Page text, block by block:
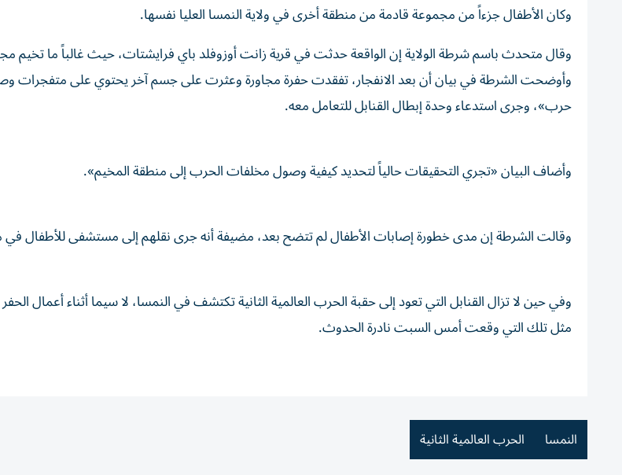
وكان الأطفال جزءاً من مجموعة قادمة من منطقة ‌أخرى في ولاية النمسا العليا نفسها.
وقال ⁠متحدث باسم شرطة الولاية إن الواقعة حدثت في قرية زانت أوزوفلد باي فرايشتات، حيث غالباً ما تخيم
وأوضحت الشرطة في بيان أن ​بعد الانفجار، تفقدت حفرة مجاورة وعثرت على ‌جسم آخر يحتوي على متفجرات
حرب»، وجرى استدعاء وحدة إبطال ⁠القنابل للتعامل معه.
وأضاف البيان «تجري التحقيقات حالياً لتحديد كيفية وصول مخلفات الحرب إلى منطقة المخيم».
وقالت ​الشرطة ‌إن مدى خطورة إصابات الأطفال ‌لم تتضح بعد، مضيفة أنه جرى نقلهم إلى مستشفى للأطفال في
وفي حين ‌لا تزال القنابل ⁠التي تعود إلى حقبة ‌الحرب العالمية الثانية تكتشف في النمسا، لا سيما أثناء أعمال
مثل ​تلك التي وقعت أمس السبت نادرة الحدوث.
النمسا الحرب العالمية الثانية